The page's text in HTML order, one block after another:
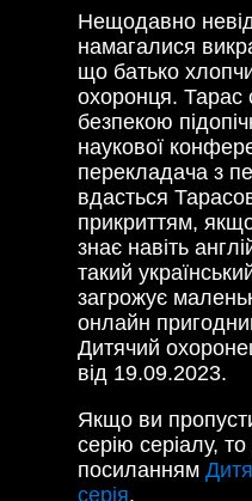
Нещодавно
намагалися
що батько
охоронця. Тарас
безпекою
наукової
перекладача з
вдасться
прикриттям,
знає навіть
такий
загрожує
онлайн
Дитячий
від 19.09.2023.
Якщо ви
серію серіалу, то
посиланням
серія.